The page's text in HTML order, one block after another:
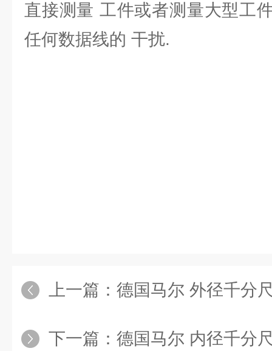
直接测量 工件或者测量大型工
任何数据线的 干扰.
上一篇： 德国马尔 外径千分
下一篇： 德国马尔 内径千分